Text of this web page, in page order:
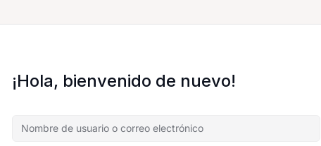
¡Hola, bienvenido de nuevo!